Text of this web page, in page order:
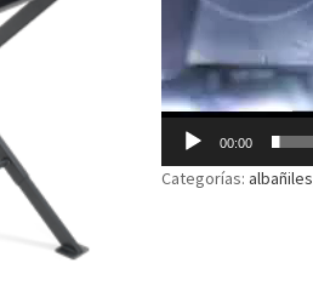
00:00
Categorías: albañiles